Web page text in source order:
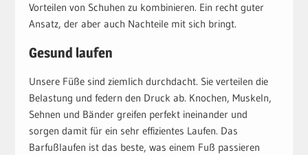
Vorteilen von Schuhen zu kombinieren. Ein recht guter
Ansatz, der aber auch Nachteile mit sich bringt.
Gesund laufen
Unsere Füße sind ziemlich durchdacht. Sie verteilen die
Belastung und federn den Druck ab. Knochen, Muskeln,
Sehnen und Bänder greifen perfekt ineinander und
sorgen damit für ein sehr effizientes Laufen. Das
Barfußlaufen ist das beste, was einem Fuß passieren